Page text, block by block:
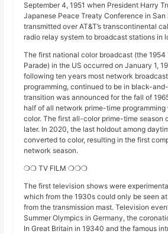
September 4, 1951 when President Harry
Japanese Peace Treaty Conference in
transmitted over AT&T’s transcontinental
radio relay system to broadcast stations in
The first national color broadcast (the 1954
Parade) in the US occurred on January 1,
following ten years most network
programming, continued to be in black-
transition was announced for the fall of
half of all network prime-time
color. The first all-color prime-time season
later. In 2020, the last holdout among
converted to color, resulting in the first
network season.
❍❍ TV FILM ❍❍❍
The first television shows were
which from the 1930s could only be seen
from the transmission mast. Television
Summer Olympics in Germany, the
In Great Britain in 19340 and the famous